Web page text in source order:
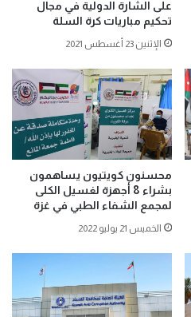
على الشارة الدولية في مجال
تحكيم مباريات كرة السلة
الإثنين 23 أغسطس 2021
محسنون كويتيون يساهمون
بشراء 8 أجهزة لغسيل الكلى
لمجمع الشفاء الطبي في غزة
الخميس 21 يوليو 2022